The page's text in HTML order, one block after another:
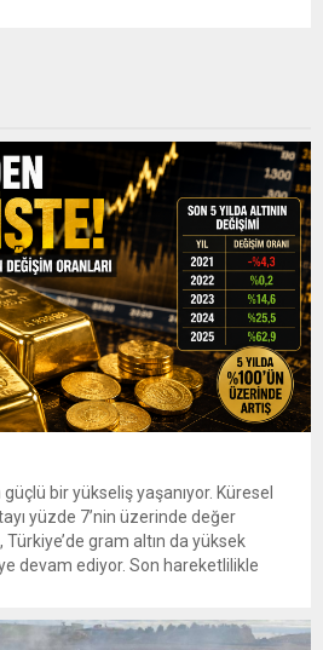
bir yükseliş yaşanıyor. Küresel
yüzde 7’nin üzerinde değer
gram altın da yüksek
devam ediyor. Son hareketlilikle